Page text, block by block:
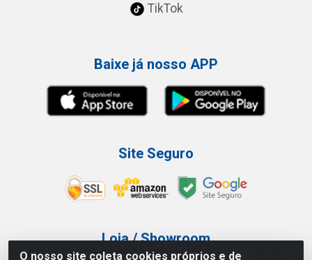
O nosso site coleta cookies próprios e de
TikTok
Baixe já nosso APP
Site Seguro
Loja / Showroom